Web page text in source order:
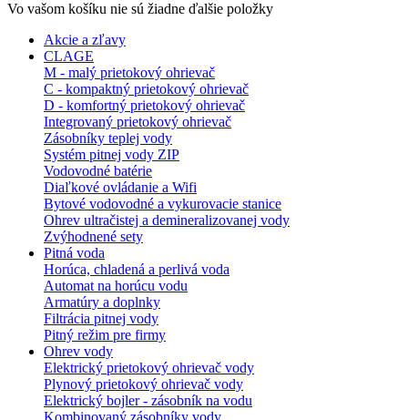
Vo vašom košíku nie sú žiadne ďalšie položky
Akcie a zľavy
CLAGE
M - malý prietokový ohrievač
C - kompaktný prietokový ohrievač
D - komfortný prietokový ohrievač
Integrovaný prietokový ohrievač
Zásobníky teplej vody
Systém pitnej vody ZIP
Vodovodné batérie
Diaľkové ovládanie a Wifi
Bytové vodovodné a vykurovacie stanice
Ohrev ultračistej a demineralizovanej vody
Zvýhodnené sety
Pitná voda
Horúca, chladená a perlivá voda
Automat na horúcu vodu
Armatúry a doplnky
Filtrácia pitnej vody
Pitný režim pre firmy
Ohrev vody
Elektrický prietokový ohrievač vody
Plynový prietokový ohrievač vody
Elektrický bojler - zásobník na vodu
Kombinovaný zásobníky vody